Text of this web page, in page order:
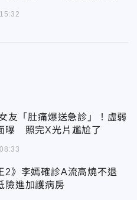
友「肚痛爆送急診」！虛弱
曝 照完X光片尷尬了
2》李嫣確診A流高燒不退
險進加護病房